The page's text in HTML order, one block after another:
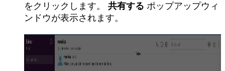
をクリックします。 共有する ポップアップウィ
ンドウが表示されます。